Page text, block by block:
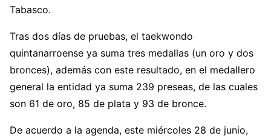
Tabasco.
Tras dos días de pruebas, el taekwondo
quintanarroense ya suma tres medallas (un oro y dos
bronces), además con este resultado, en el medallero
general la entidad ya suma 239 preseas, de las cuales
son 61 de oro, 85 de plata y 93 de bronce.
De acuerdo a la agenda, este miércoles 28 de junio,